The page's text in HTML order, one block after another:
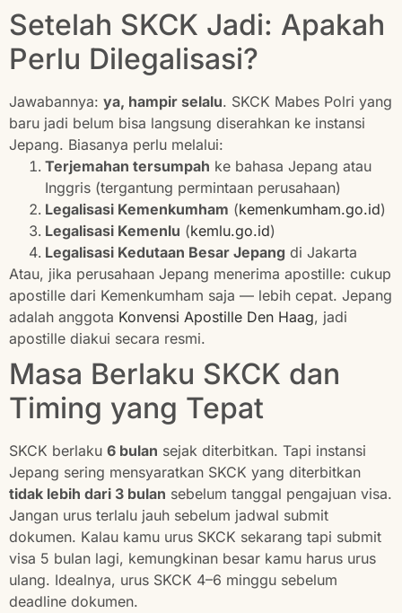
Setelah SKCK Jadi: Apakah
Perlu Dilegalisasi?
Jawabannya: ya, hampir selalu. SKCK Mabes Polri yang
baru jadi belum bisa langsung diserahkan ke instansi
Jepang. Biasanya perlu melalui:
Terjemahan tersumpah ke bahasa Jepang atau
Inggris (tergantung permintaan perusahaan)
Legalisasi Kemenkumham (kemenkumham.go.id)
Legalisasi Kemenlu (kemlu.go.id)
Legalisasi Kedutaan Besar Jepang di Jakarta
Atau, jika perusahaan Jepang menerima apostille: cukup
apostille dari Kemenkumham saja — lebih cepat. Jepang
adalah anggota Konvensi Apostille Den Haag, jadi
apostille diakui secara resmi.
Masa Berlaku SKCK dan
Timing yang Tepat
SKCK berlaku 6 bulan sejak diterbitkan. Tapi instansi
Jepang sering mensyaratkan SKCK yang diterbitkan
tidak lebih dari 3 bulan sebelum tanggal pengajuan visa.
Jangan urus terlalu jauh sebelum jadwal submit
dokumen. Kalau kamu urus SKCK sekarang tapi submit
visa 5 bulan lagi, kemungkinan besar kamu harus urus
ulang. Idealnya, urus SKCK 4–6 minggu sebelum
deadline dokumen.